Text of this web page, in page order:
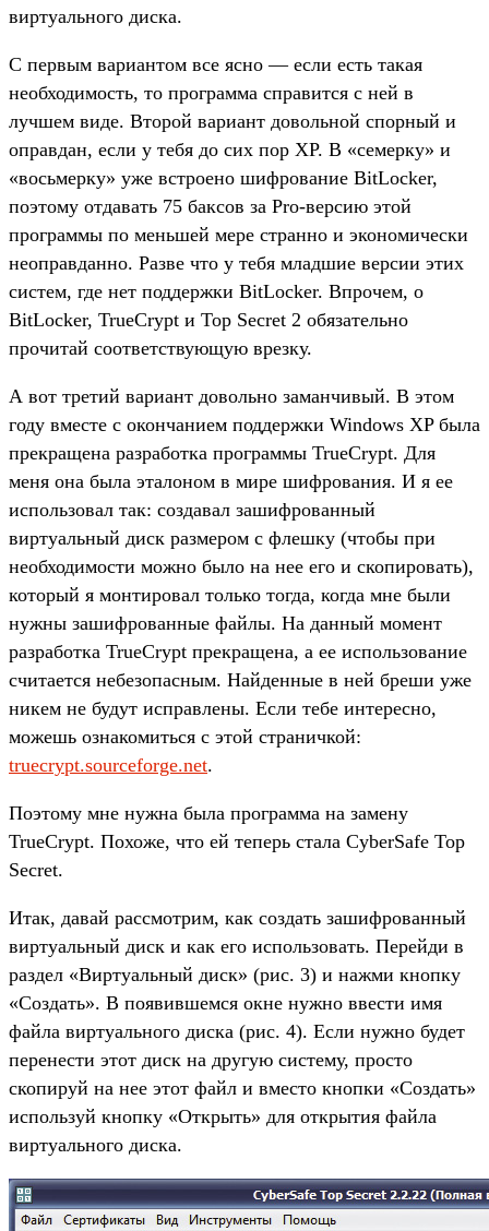
виртуального диска.
С первым вариантом все ясно — если есть такая
необходимость, то программа справится с ней в
лучшем виде. Второй вариант довольной спорный и
оправдан, если у тебя до сих пор XP. В «семерку» и
«восьмерку» уже встроено шифрование BitLocker,
поэтому отдавать 75 баксов за Pro-версию этой
программы по меньшей мере странно и экономически
неоправданно. Разве что у тебя младшие версии этих
систем, где нет поддержки BitLocker. Впрочем, о
BitLocker, TrueCrypt и Top Secret 2 обязательно
прочитай соответствующую врезку.
А вот третий вариант довольно заманчивый. В этом
году вместе с окончанием поддержки Windows XP была
прекращена разработка программы TrueCrypt. Для
меня она была эталоном в мире шифрования. И я ее
использовал так: создавал зашифрованный
виртуальный диск размером с флешку (чтобы при
необходимости можно было на нее его и скопировать),
который я монтировал только тогда, когда мне были
нужны зашифрованные файлы. На данный момент
разработка TrueCrypt прекращена, а ее использование
считается небезопасным. Найденные в ней бреши уже
никем не будут исправлены. Если тебе интересно,
можешь ознакомиться с этой страничкой:
truecrypt.sourceforge.net.
Поэтому мне нужна была программа на замену
TrueCrypt. Похоже, что ей теперь стала CyberSafe Top
Secret.
Итак, давай рассмотрим, как создать зашифрованный
виртуальный диск и как его использовать. Перейди в
раздел «Виртуальный диск» (рис. 3) и нажми кнопку
«Создать». В появившемся окне нужно ввести имя
файла виртуального диска (рис. 4). Если нужно будет
перенести этот диск на другую систему, просто
скопируй на нее этот файл и вместо кнопки «Создать»
используй кнопку «Открыть» для открытия файла
виртуального диска.